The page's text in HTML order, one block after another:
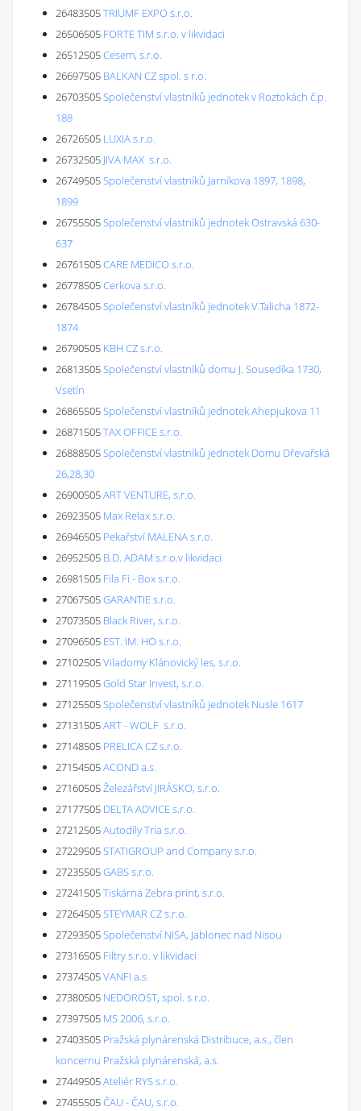
26483505TRIUMF EXPO s.r.o.
26506505 FORTE TIM s.r.o. v likvidaci
26512505Cesem, s.r.o.
26697505 BALKAN CZ spol. s r.o.
26703505Společenství vlastníků jednotek v Roztokách č.p.
188
26726505 LUXIA s.r.o.
26732505 JIVA MAX s.r.o.
26749505Společenství vlastníků Jarníkova 1897, 1898,
1899
26755505Společenství vlastníků jednotek Ostravská 630-
637
26761505CARE MEDICO s.r.o.
26778505Cerkova s.r.o.
26784505Společenství vlastníků jednotek V.Talicha 1872-
1874
26790505 KBH CZ s.r.o.
26813505Společenství vlastníků domu J. Sousedíka 1730,
Vsetín
26865505Společenství vlastníků jednotek Ahepjukova 11
26871505TAX OFFICE s.r.o.
26888505Společenství vlastníků jednotek Domu Dřevařská
26,28,30
26900505ART VENTURE, s.r.o.
26923505 Max Relax s.r.o.
26946505 Pekařství MALENA s.r.o.
26952505 B.D. ADAM s.r.o.v likvidaci
26981505 Fila Fi - Box s.r.o.
27067505GARANTIE s.r.o.
27073505 Black River, s.r.o.
27096505 EST. IM. HO s.r.o.
27102505Viladomy Klánovický les, s.r.o.
27119505Gold Star Invest, s.r.o.
27125505Společenství vlastníků jednotek Nusle 1617
27131505ART - WOLF s.r.o.
27148505 PRELICA CZ s.r.o.
27154505ACOND a.s.
27160505Železářství JIRÁSKO, s.r.o.
27177505 DELTA ADVICE s.r.o.
27212505Autodíly Tria s.r.o.
27229505STATIGROUP and Company s.r.o.
27235505GABS s.r.o.
27241505Tiskárna Zebra print, s.r.o.
27264505STEYMAR CZ s.r.o.
27293505Společenství NISA, Jablonec nad Nisou
27316505 Filtry s.r.o. v likvidaci
27374505VANFI a.s.
27380505 NEDOROST, spol. s r.o.
27397505 MS 2006, s.r.o.
27403505 Pražská plynárenská Distribuce, a.s., člen
koncernu Pražská plynárenská, a.s.
27449505Ateliér RYS s.r.o.
27455505ČAU - ČAU, s.r.o.